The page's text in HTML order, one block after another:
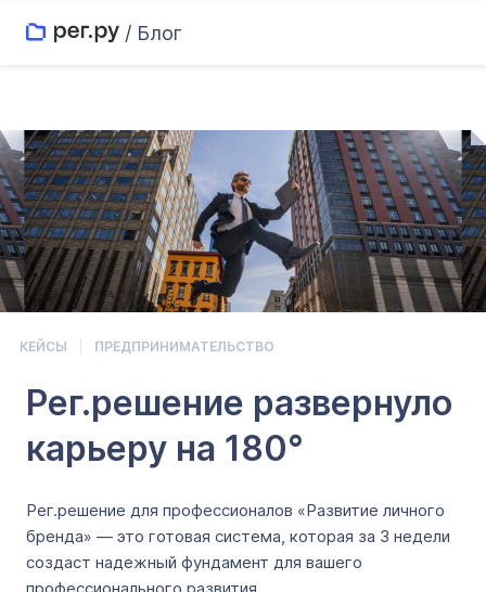
/ Блог
КЕЙСЫ ПРЕДПРИНИМАТЕЛЬСТВО
Рег.решение развернуло
карьеру на 180°
Рег.решение для профессионалов «Развитие личного
бренда» — это готовая система, которая за 3 недели
создаст надежный фундамент для вашего